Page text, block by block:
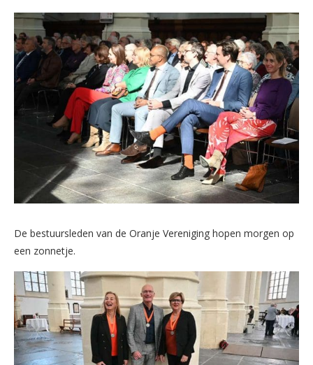
De bestuursleden van de Oranje Vereniging hopen morgen op
een zonnetje.